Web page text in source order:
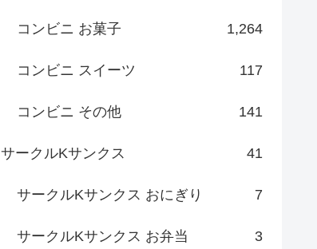
コンビニ お菓子 1,264
コンビニ スイーツ 117
コンビニ その他 141
サークルKサンクス 41
サークルKサンクス おにぎり 7
サークルKサンクス お弁当 3